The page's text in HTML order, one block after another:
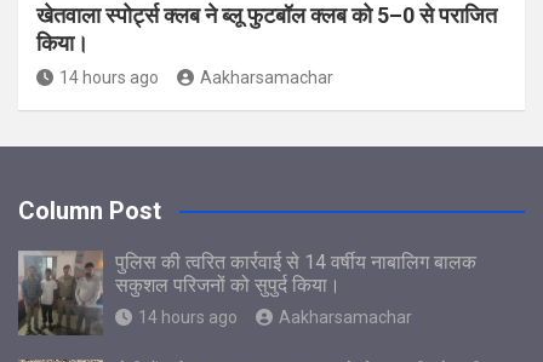
खेतवाला स्पोर्ट्स क्लब ने ब्लू फुटबॉल क्लब को 5–0 से पराजित
किया।
14 hours ago Aakharsamachar
Column Post
पुलिस की त्वरित कार्रवाई से 14 वर्षीय नाबालिग बालक
सकुशल परिजनों को सुपुर्द किया।
14 hours ago Aakharsamachar